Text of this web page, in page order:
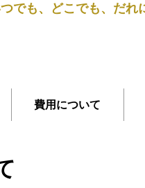
でも、どこでも、だ
費用について